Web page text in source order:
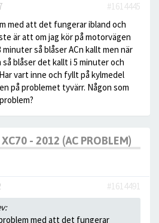
#1614445
med att det fungerar ibland och
är att om jag kör på motorvägen
så blåser ACn kallt men när
blåser det kallt i 5 minuter och
vart inne och fyllt på kylmedel
på problemet tyvärr. Någon som
- 2012 (AC PROBLEM)
#1614491
med att det fungerar